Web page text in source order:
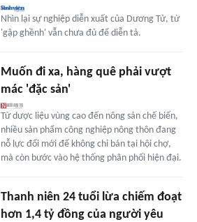
Nhìn lại sự nghiệp diễn xuất của Dương Tử, từ
'gập ghềnh' vẫn chưa đủ để diễn tả.
Muốn đi xa, hàng quê phải vượt
mác 'đặc sản'
Từ dược liệu vùng cao đến nông sản chế biến,
nhiều sản phẩm công nghiệp nông thôn đang
nỗ lực đổi mới để không chỉ bán tại hội chợ,
mà còn bước vào hệ thống phân phối hiện đại.
Thanh niên 24 tuổi lừa chiếm đoạt
hơn 1,4 tỷ đồng của người yêu